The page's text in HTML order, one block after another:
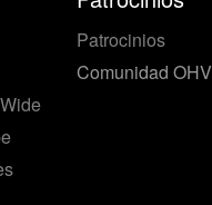
Patrocinios
Comunidad OHV